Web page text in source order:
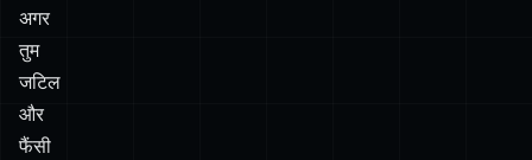
अगर
तुम
जटिल
और
फैंसी